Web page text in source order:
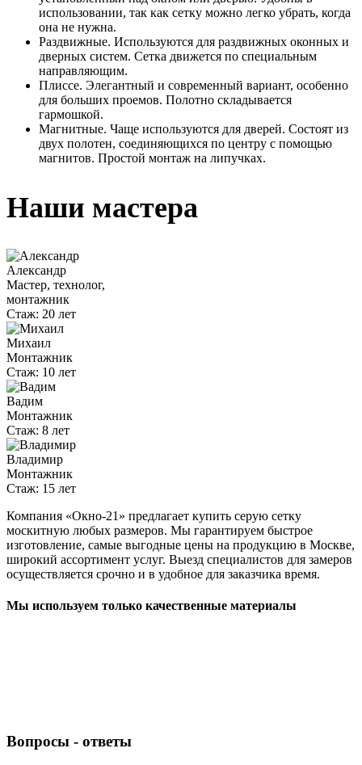
использовании, так как сетку можно легко убрать, когда
она не нужна.
Раздвижные. Используются для раздвижных оконных и
дверных систем. Сетка движется по специальным
направляющим.
Плиссе. Элегантный и современный вариант, особенно
для больших проемов. Полотно складывается
гармошкой.
Магнитные. Чаще используются для дверей. Состоят из
двух полотен, соединяющихся по центру с помощью
магнитов. Простой монтаж на липучках.
Наши мастера
Александр
Мастер, технолог,
монтажник
Стаж: 20 лет
Михаил
Монтажник
Стаж: 10 лет
Вадим
Монтажник
Стаж: 8 лет
Владимир
Монтажник
Стаж: 15 лет
Компания «Окно-21» предлагает купить серую сетку
москитную любых размеров. Мы гарантируем быстрое
изготовление, самые выгодные цены на продукцию в Москве,
широкий ассортимент услуг. Выезд специалистов для замеров
осуществляется срочно и в удобное для заказчика время.
Мы используем только качественные материалы
Вопросы - ответы